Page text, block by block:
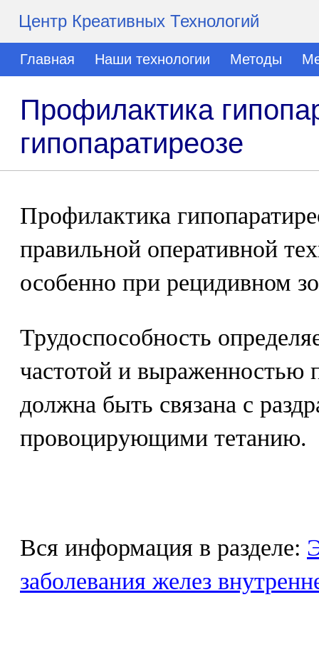
Центр Креативных Технологий
Главная Наши технологии Методы
Профилактика
гипопаратиреозе
Профилактика
правильной оперативной
особенно при рецидивном
Трудоспособность
частотой и выраженностью
должна быть связана с
провоцирующими тетанию.
Вся информация в разделе:
заболевания желез